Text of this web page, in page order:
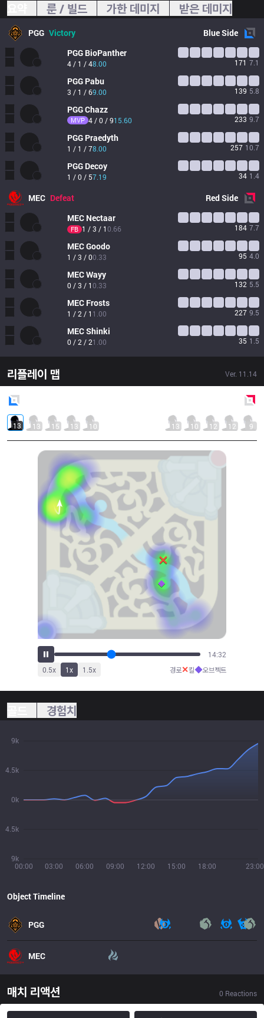
룬 / 빌드 가한 데미지 받은 데미지
PGG Victory BlueSide
PGG BioPanther
4 / 1 / 48.00 171 7.1
PGG Pabu
3 / 1 / 69.00 139 5.8
PGGChazz
MVP 4 / 0 / 915.60 233 9.7
PGG Praedyth
1 / 1 / 78.00 257 10.7
PGG Decoy
1 / 0 / 57.19 34 1.4
MEC Defeat RedSide
MEC Nectaar
FB 1 / 3 / 10.66 184 7.7
MECGoodo
1 / 3 / 00.33 95 4.0
MECWayy
0 / 3 / 10.33 132 5.5
MEC Frosts
1 / 2 / 1 1.00 227 9.5
MECShinki
0 / 2 / 21.00 35 1.5
리플레이 맵 Ver. 11.14
13 13 15 13 10 13 10 12 12 9
15:59
0.5x 1x 1.5x 경로✕킬◆오브젝트
경험치
00:00 03:00 06:00 09:00 12:00 15:00 18:00 23:00
9k
4.5k
0k
4.5k
9k
Object Timeline
PGG
MEC
매치 리액션 0 Reactions